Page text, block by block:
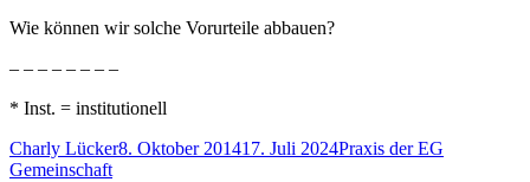
Wie können wir solche Vorurteile abbauen?
– – – – – – – –
* Inst. = institutionell
Autor
Charly LückerVeröffentlicht
8. Oktober 201417. Juli 2024Kategorien
Praxis der EG
Gemeinschaft